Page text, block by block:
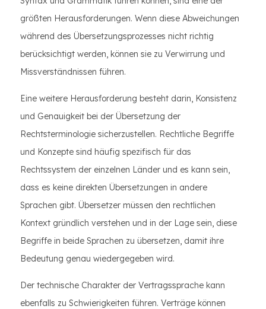
größten Herausforderungen. Wenn diese Abweichungen
während des Übersetzungsprozesses nicht richtig
berücksichtigt werden, können sie zu Verwirrung und
Missverständnissen führen.
Eine weitere Herausforderung besteht darin, Konsistenz
und Genauigkeit bei der Übersetzung der
Rechtsterminologie sicherzustellen. Rechtliche Begriffe
und Konzepte sind häufig spezifisch für das
Rechtssystem der einzelnen Länder und es kann sein,
dass es keine direkten Übersetzungen in andere
Sprachen gibt. Übersetzer müssen den rechtlichen
Kontext gründlich verstehen und in der Lage sein, diese
Begriffe in beide Sprachen zu übersetzen, damit ihre
Bedeutung genau wiedergegeben wird.
Der technische Charakter der Vertragssprache kann
ebenfalls zu Schwierigkeiten führen. Verträge können